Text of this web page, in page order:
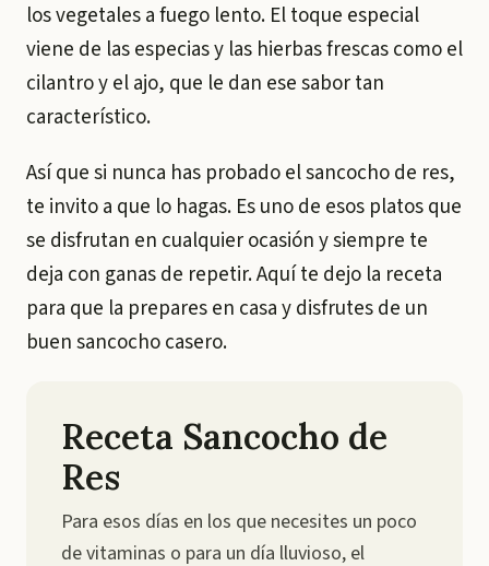
los vegetales a fuego lento. El toque especial
viene de las especias y las hierbas frescas como el
cilantro y el ajo, que le dan ese sabor tan
característico.
Así que si nunca has probado el sancocho de res,
te invito a que lo hagas. Es uno de esos platos que
se disfrutan en cualquier ocasión y siempre te
deja con ganas de repetir. Aquí te dejo la receta
para que la prepares en casa y disfrutes de un
buen sancocho casero.
Receta Sancocho de
Res
Para esos días en los que necesites un poco
de vitaminas o para un día lluvioso, el